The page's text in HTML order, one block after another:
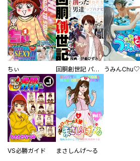
ちぃ 回胴創世記 パチスロを創った男達 うみんChu♡
VS必勝ガイド まさしんげ～る